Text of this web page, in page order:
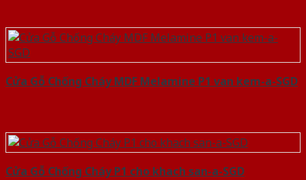
Cửa Gỗ Chống Cháy MDF Melamine P1 van kem-a-SGD
Cửa Gỗ Chống Cháy P1 cho khach san-a-SGD